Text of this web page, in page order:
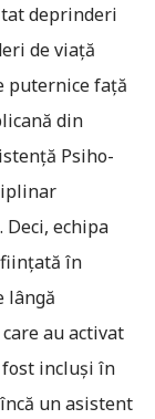
deprinderi
de viaţă
puternice faţă
din
Psiho-
echipa
în
lângă
au activat
fost incluşi în
un asistent